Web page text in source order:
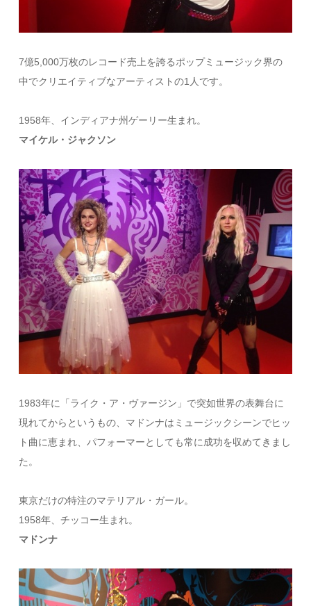
7億5,000万枚のレコード売上を誇るポップミュージック界の
中でクリエイティブなアーティストの1人です。
1958年、インディアナ州ゲーリー生まれ。
マイケル・ジャクソン
1983年に「ライク・ア・ヴァージン」で突如世界の表舞台に
現れてからというもの、マドンナはミュージックシーンでヒッ
ト曲に恵まれ、パフォーマーとしても常に成功を収めてきまし
た。
東京だけの特注のマテリアル・ガール。
1958年、チッコー生まれ。
マドンナ